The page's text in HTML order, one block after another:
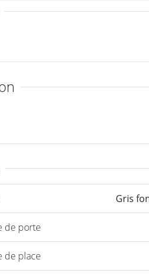
Gris
de porte
de place